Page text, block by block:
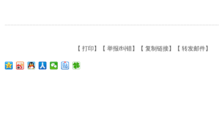
【 打印 】【 举报/纠错】【 复制链接】【 转发邮件】